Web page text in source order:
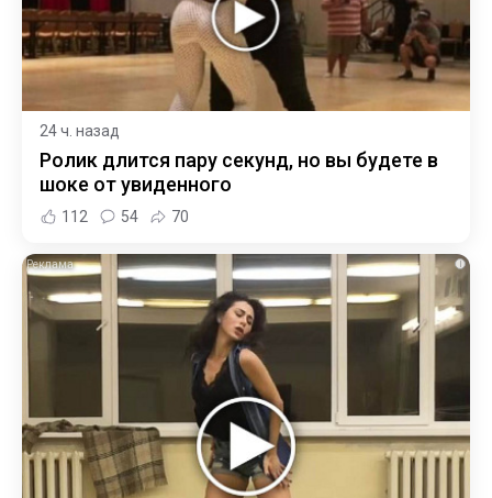
24 ч. назад
Ролик длится пару секунд, но вы будете в
шоке от увиденного
112 54 70
i